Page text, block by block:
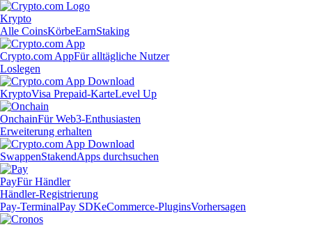
Krypto
Alle CoinsKörbeEarnStaking
Crypto.com AppFür alltägliche Nutzer
Loslegen
KryptoVisa Prepaid-KarteLevel Up
OnchainFür Web3-Enthusiasten
Erweiterung erhalten
SwappenStakendApps durchsuchen
PayFür Händler
Händler-Registrierung
Pay-TerminalPay SDKeCommerce-PluginsVorhersagen